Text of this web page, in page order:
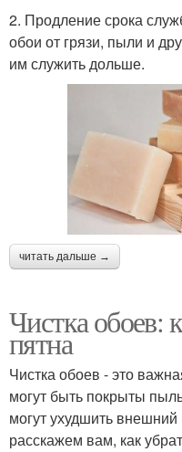
2. Продление срока
обои от грязи, пыли и
им служить дольше.
читать дальше →
Чистка обоев:
пятна
Чистка обоев - это
могут быть покрыты
могут ухудшить
расскажем вам, как